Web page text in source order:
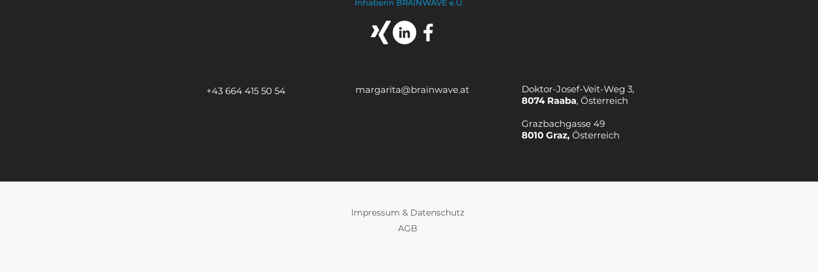
Inhaberin BRAINWAVE e.U.
+43 664 415 50 54 margarita@brainwave.at
Doktor-Josef-Veit-Weg 3,
8074 Raaba, Österreich
Grazbachgasse 49
8010 Graz, Österreich
Impressum & Datenschutz
AGB